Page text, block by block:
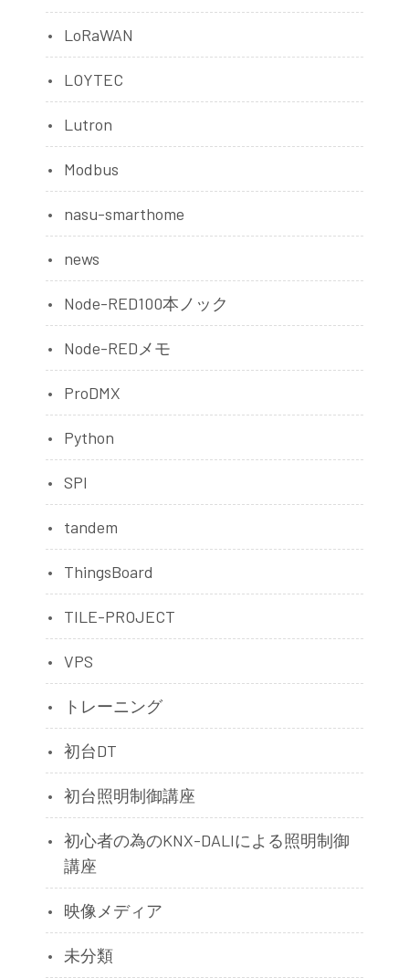
LoRaWAN
LOYTEC
Lutron
Modbus
nasu-smarthome
news
Node-RED100本ノック
Node-REDメモ
ProDMX
Python
SPI
tandem
ThingsBoard
TILE-PROJECT
VPS
トレーニング
初台DT
初台照明制御講座
初心者の為のKNX-DALIによる照明制御
講座
映像メディア
未分類